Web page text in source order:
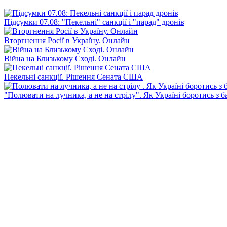
Підсумки 07.08: "Пекельні" санкції і "парад" дронів
Вторгнення Росії в Україну. Онлайн
Війна на Близькому Сході. Онлайн
Пекельні санкції. Рішення Сената США
"Полювати на лучника, а не на стрілу". Як Україні боротись з